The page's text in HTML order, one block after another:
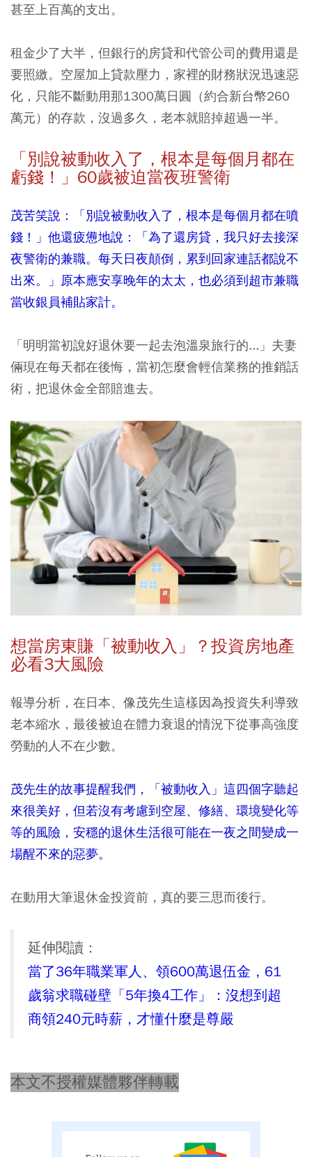
甚至上百萬的支出。
租金少了大半，但銀行的房貸和代管公司的費用還是
要照繳。空屋加上貸款壓力，家裡的財務狀況迅速惡
化，只能不斷動用那1300萬日圓（約合新台幣260
萬元）的存款，沒過多久，老本就賠掉超過一半。
「別說被動收入了，根本是每個月都在
虧錢！」60歲被迫當夜班警衛
茂苦笑說：「別說被動收入了，根本是每個月都在噴
錢！」他還疲憊地說：「為了還房貸，我只好去接深
夜警衛的兼職。每天日夜顛倒，累到回家連話都說不
出來。」原本應安享晚年的太太，也必須到超市兼職
當收銀員補貼家計。
「明明當初說好退休要一起去泡溫泉旅行的...」夫妻
倆現在每天都在後悔，當初怎麼會輕信業務的推銷話
術，把退休金全部賠進去。
想當房東賺「被動收入」？投資房地產
必看3大風險
報導分析，在日本、像茂先生這樣因為投資失利導致
老本縮水，最後被迫在體力衰退的情況下從事高強度
勞動的人不在少數。
茂先生的故事提醒我們，「被動收入」這四個字聽起
來很美好，但若沒有考慮到空屋、修繕、環境變化等
等的風險，安穩的退休生活很可能在一夜之間變成一
場醒不來的惡夢。
在動用大筆退休金投資前，真的要三思而後行。
延伸閱讀：
當了36年職業軍人、領600萬退伍金，61
歲翁求職碰壁「5年換4工作」：沒想到超
商領240元時薪，才懂什麼是尊嚴
本文不授權媒體夥伴轉載